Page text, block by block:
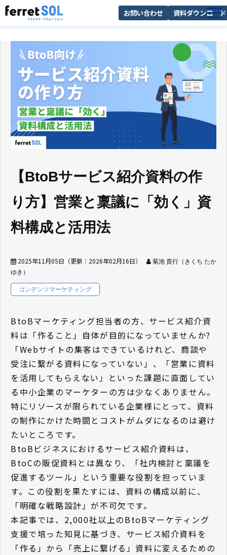
お問い合わせ 資料ダウンロード
選ばれる理由
お役立ち情報
【BtoBサービス紹介資料の作
り方】営業と稟議に「効く」資
料構成と活用法
2025年11月05日 （更新： 2026年02月16日）
菊池 貴行（きくち たか
ゆき）
コンテンツマーケティング
BtoBマーケティング担当者の方、サービス紹介資
料は「作ること」自体が目的になっていませんか?
「Webサイトの集客はできているけれど、商談や
受注に繋がる資料になっていない」、「営業に資料
を活用してもらえない」といった課題に直面してい
る中小企業のマーケターの方は少なくありません。
特にリソースが限られている企業様にとって、資料
の制作にかけた時間とコストがムダになるのは避け
たいところです。
BtoBビジネスにおけるサービス紹介資料は、
BtoCの販促資料とは異なり、「社内検討と稟議を
促進するツール」という重要な役割を担っていま
す。この役割を果たすには、資料の構成以前に、
「明確な戦略設計」が不可欠です。
本記事では、2,000社以上のBtoBマーケティング
支援で培った知見に基づき、サービス紹介資料を
「作る」から「売上に繋げる」資料に変えるための